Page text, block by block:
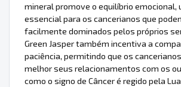
mineral promove o equilíbrio emocional,
essencial para os cancerianos que
facilmente dominados pelos próprios
Green Jasper também incentiva a
paciência, permitindo que os
melhor seus relacionamentos com os
como o signo de Câncer é regido pela